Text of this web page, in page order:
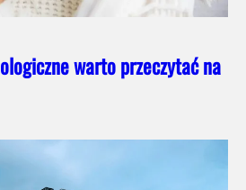
warto przeczytać na